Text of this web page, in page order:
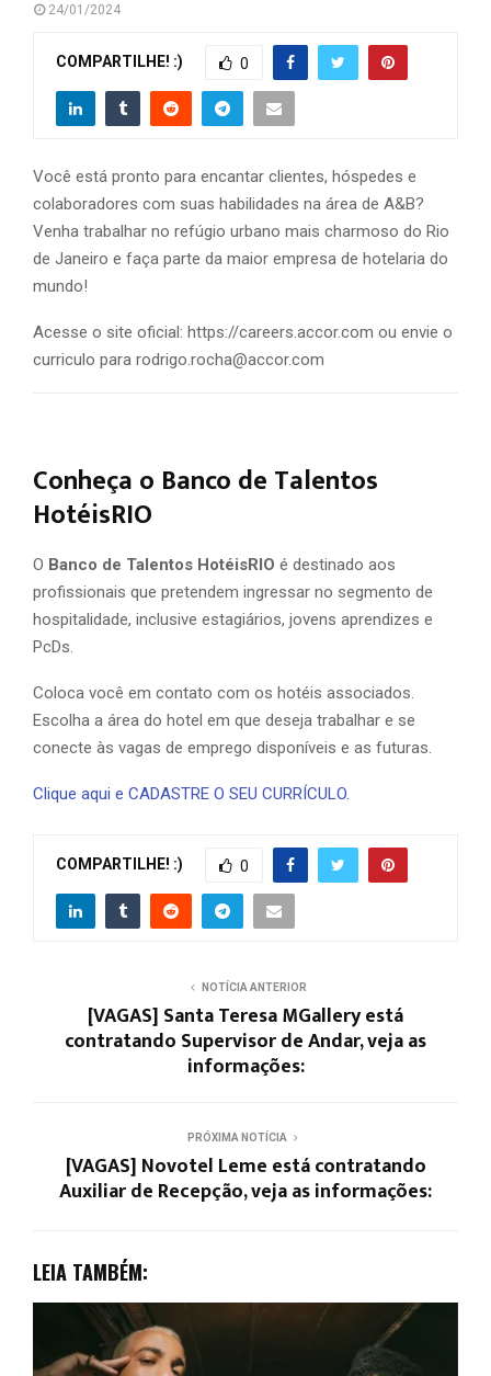
24/01/2024
COMPARTILHE! :) 0
Você está pronto para encantar clientes, hóspedes e
colaboradores com suas habilidades na área de A&B?
Venha trabalhar no refúgio urbano mais charmoso do Rio
de Janeiro e faça parte da maior empresa de hotelaria do
mundo!
Acesse o site oficial: https://careers.accor.com ou envie o
curriculo para rodrigo.rocha@accor.com
Conheça o Banco de Talentos
HotéisRIO
O Banco de Talentos HotéisRIO é destinado aos
profissionais que pretendem ingressar no segmento de
hospitalidade, inclusive estagiários, jovens aprendizes e
PcDs.
Coloca você em contato com os hotéis associados.
Escolha a área do hotel em que deseja trabalhar e se
conecte às vagas de emprego disponíveis e as futuras.
Clique aqui e CADASTRE O SEU CURRÍCULO.
COMPARTILHE! :) 0
NOTÍCIA ANTERIOR
[VAGAS] Santa Teresa MGallery está
contratando Supervisor de Andar, veja as
informações:
PRÓXIMA NOTÍCIA
[VAGAS] Novotel Leme está contratando
Auxiliar de Recepção, veja as informações:
LEIA TAMBÉM: